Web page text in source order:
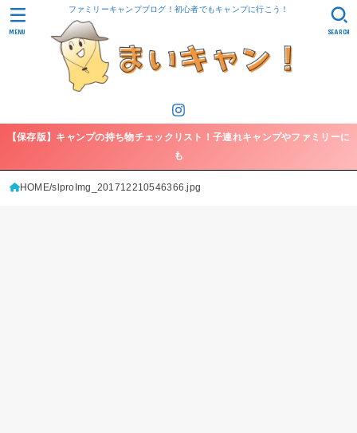
ファミリーキャンプブログ！初心者でもキャンプに行こう！
SEARCH
MENU
【保存版】キャンプの持ち物チェックリスト！子連れキャンプやファミリーに
も
HOME slproImg_201712210546366.jpg